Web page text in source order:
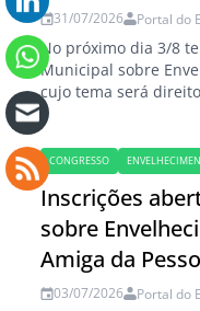
31/07/2026 Portal do
No próximo dia 3/8
Municipal sobre
cujo tema será
CONGRESSO
Inscrições
sobre
Amiga da
03/07/2026 Portal do